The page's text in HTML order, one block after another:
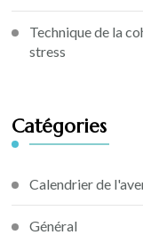
Technique de la
stress
Catégories
Calendrier de
Général